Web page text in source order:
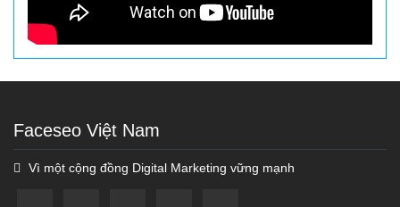
Faceseo Việt Nam
Vì một cộng đồng Digital Marketing vững mạnh